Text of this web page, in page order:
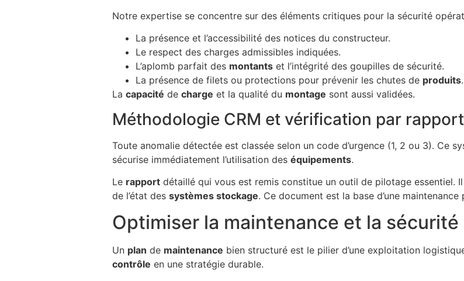
Notre expertise se concentre sur des éléments critiques pour la sécurité
La présence et l’accessibilité des notices du constructeur.
Le respect des charges admissibles indiquées.
L’aplomb parfait des montants et l’intégrité des goupilles de sécurité.
La présence de filets ou protections pour prévenir les chutes de produits.
La capacité de charge et la qualité du montage sont aussi validées.
Méthodologie CRM et vérification par
Toute anomalie détectée est classée selon un code d’urgence (1, 2 ou 3). Ce
sécurise immédiatement l’utilisation des équipements.
Le rapport détaillé qui vous est remis constitue un outil de pilotage essentiel.
de l’état des systèmes stockage. Ce document est la base d’une
Optimiser la maintenance et la
Un plan de maintenance bien structuré est le pilier d’une exploitation
contrôle en une stratégie durable.